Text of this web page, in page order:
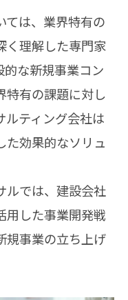
ては、業界特有の
く理解した専門家
的な新規事業コン
特有の課題に対し
ルティング会社は
た効果的なソリュ
ルでは、建設会社
用した事業開発戦
規事業の立ち上げ